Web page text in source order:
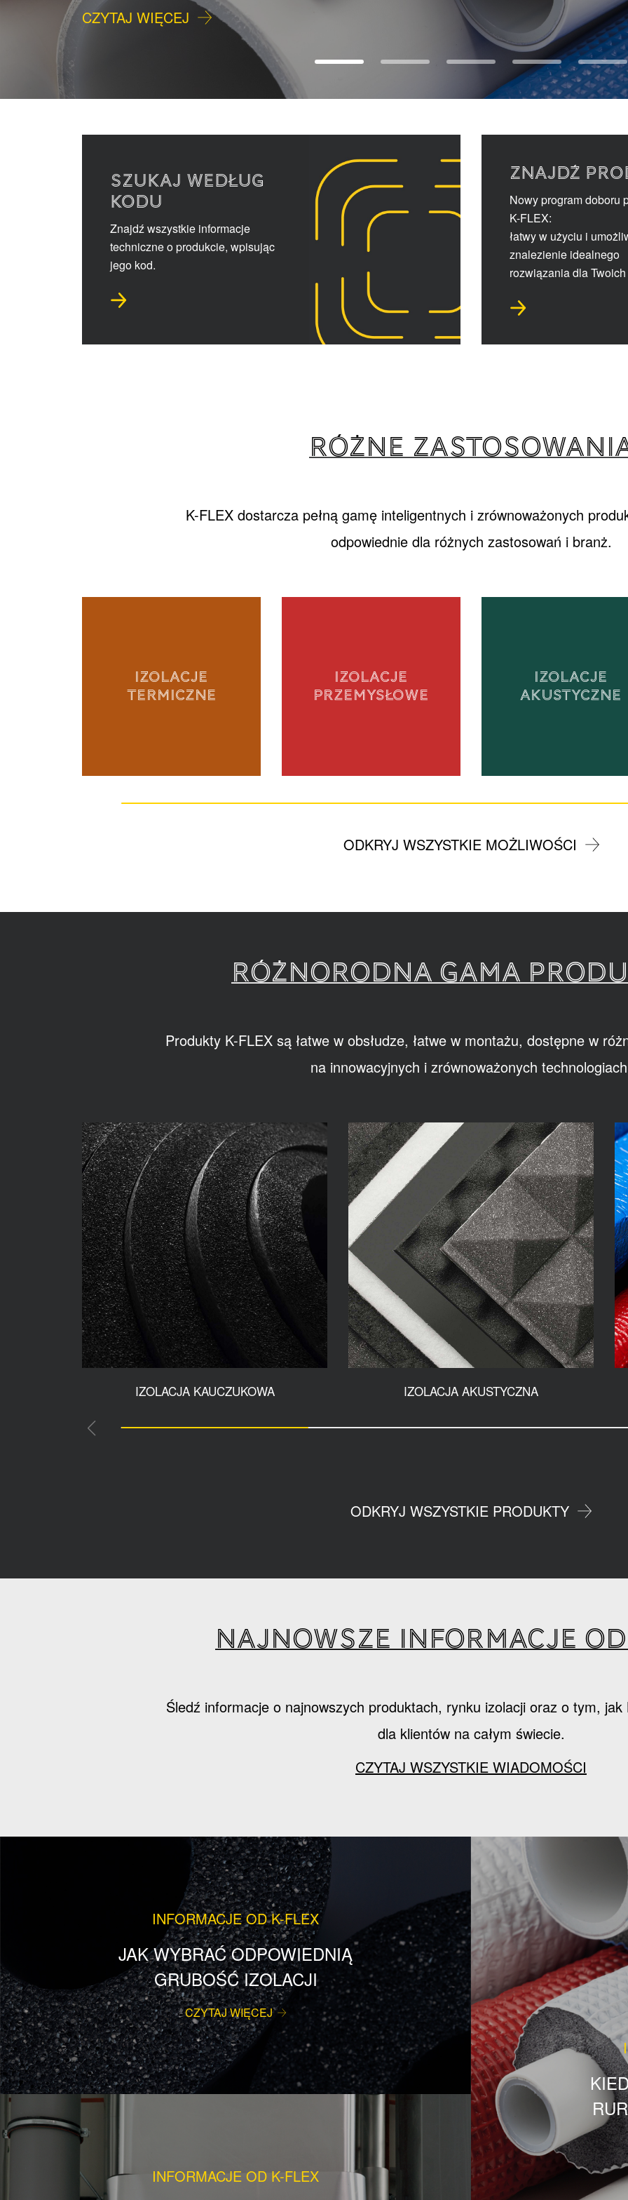
CZYTAJ WIĘCEJ
SZUKAJ WEDŁUG
KODU
Znajdź wszystkie informacje
techniczne o produkcie, wpisując
jego kod.
ZNAJDŹ
Nowy program doboru
K-FLEX:
łatwy w użyciu i
znalezienie idealnego
rozwiązania dla
RÓŻNE
K-FLEX dostarcza pełną gamę inteligentnych i zrównoważonych
odpowiednie dla różnych zastosowań i branż.
IZOLACJE
TERMICZNE
IZOLACJE
PRZEMYSŁOWE
IZOLACJE
AKUSTYCZNE
ODKRYJ WSZYSTKIE MOŻLIWOŚCI
RÓŻNORODNA GAMA
Produkty K-FLEX są łatwe w obsłudze, łatwe w montażu, dostępne w
na innowacyjnych i zrównoważonych
IZOLACJA KAUCZUKOWA IZOLACJA AKUSTYCZNA
ODKRYJ WSZYSTKIE PRODUKTY
Najnowsze informacje od
Śledź informacje o najnowszych produktach, rynku izolacji oraz o tym, jak
dla klientów na całym świecie.
CZYTAJ WSZYSTKIE WIADOMOŚCI
INFORMACJE OD K-FLEX
JAK WYBRAĆ ODPOWIEDNIĄ
GRUBOŚĆ IZOLACJI
CZYTAJ WIĘCEJ
INFORMACJE OD K-FLEX